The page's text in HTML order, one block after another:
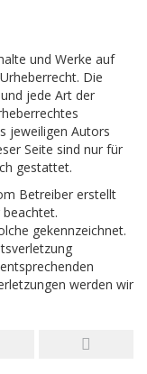
und Werke auf
Die
jede Art der
jeweiligen Autors
Seite sind nur für
gestattet.
Betreiber erstellt
gekennzeichnet.
werden wir